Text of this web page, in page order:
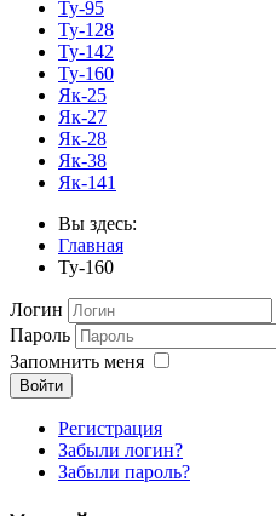
Ту-95
Ту-128
Ту-142
Ту-160
Як-25
Як-27
Як-28
Як-38
Як-141
Вы здесь:
Главная
Ту-160
Логин
Пароль
Запомнить меня
Войти
Регистрация
Забыли логин?
Забыли пароль?